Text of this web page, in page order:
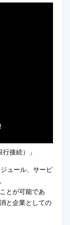
接続）」
ュール、サービ
とが可能であ
と企業としての